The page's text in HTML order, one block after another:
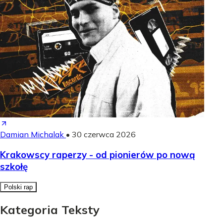
Damian Michalak • 30 czerwca 2026
Krakowscy raperzy - od pionierów po nową
szkołę
Polski rap
Kategoria Teksty